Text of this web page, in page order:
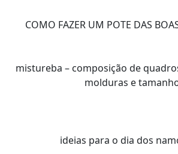
COMO FAZER UM POTE DAS
mistureba – composição de
molduras e
ideias para o dia dos